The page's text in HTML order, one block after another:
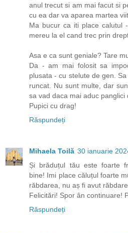
anul trecut si am mai facut si
cu ea dar va aparea martea
Ma bucur ca iti place calutul
mereu la el cand trec prin
Asa e ca sunt geniale? Tare
Da - am mai folosit sa
plusata - cu stelute de gen.
runcat. Nu sunt multe, dar
sa vad daca mai aduc panglici
Pupici cu drag!
Răspundeți
Mihaela Toilă 30 ianuarie
Și brăduțul tău este foarte
bine! Imi place căluțul foarte
răbdarea, nu aș fi avut
Felicitări! Spor ân continuare!
Răspundeți